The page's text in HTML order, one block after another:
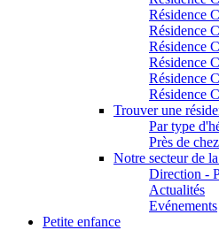
Résidence
Résidence
Résidence
Résidence
Résidence
Résidence
Trouver une
Par type
Près de
Notre secteur de
Direction -
Actualités
Evénements
Petite enfance